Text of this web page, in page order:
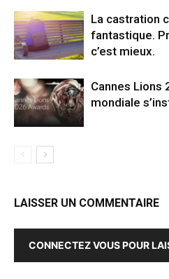
La castration
fantastique.
c’est mieux.
Cannes Lions
mondiale
LAISSER UN COMMENTAIRE
CONNECTEZ VOUS POUR